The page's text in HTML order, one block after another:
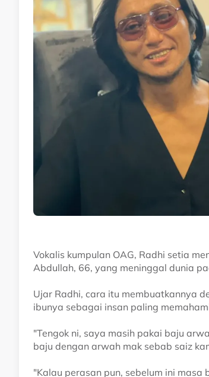
Vokalis kumpulan OAG, Radhi setia
Abdullah, 66, yang meninggal dunia
Ujar Radhi, cara itu membuatkannya
ibunya sebagai insan paling
"Tengok ni, saya masih pakai baju
baju dengan arwah mak sebab saiz
"Kalau perasan pun, sebelum ini